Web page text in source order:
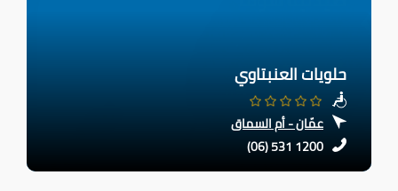
حلويات العنبتاوي
عمّان - أم السماق
(06) 531 1200